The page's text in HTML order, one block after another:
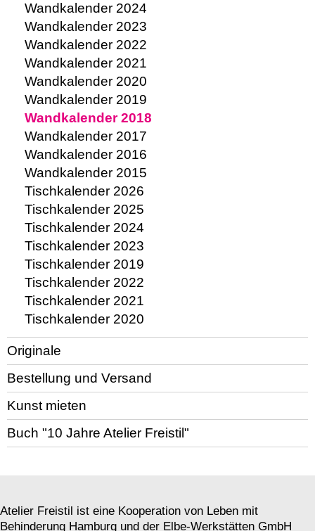
Wandkalender 2024
Wandkalender 2023
Wandkalender 2022
Wandkalender 2021
Wandkalender 2020
Wandkalender 2019
Wandkalender 2018
Wandkalender 2017
Wandkalender 2016
Wandkalender 2015
Tischkalender 2026
Tischkalender 2025
Tischkalender 2024
Tischkalender 2023
Tischkalender 2019
Tischkalender 2022
Tischkalender 2021
Tischkalender 2020
Originale
Bestellung und Versand
Kunst mieten
Buch "10 Jahre Atelier Freistil"
Atelier Freistil ist eine Kooperation von Leben mit
Behinderung Hamburg und der Elbe-Werkstätten GmbH